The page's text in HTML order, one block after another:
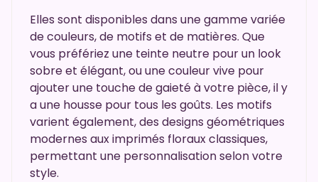
Elles sont disponibles dans une gamme variée
de couleurs, de motifs et de matières. Que
vous préfériez une teinte neutre pour un look
sobre et élégant, ou une couleur vive pour
ajouter une touche de gaieté à votre pièce, il y
a une housse pour tous les goûts. Les motifs
varient également, des designs géométriques
modernes aux imprimés floraux classiques,
permettant une personnalisation selon votre
style.